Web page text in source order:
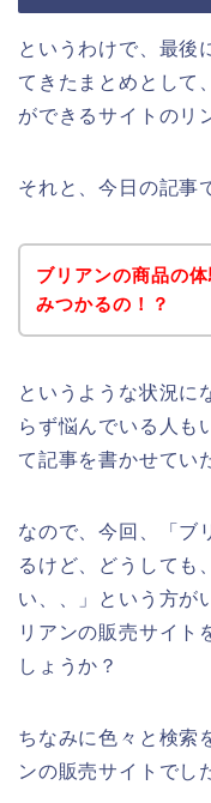
というわけで、最後
てきたまとめとして
ができるサイトのリ
それと、今日の記事
ブリアンの商品の
みつかるの！？
というような状況に
らず悩んでいる人も
て記事を書かせてい
なので、今回、「ブ
るけど、どうしても
い、、」という方が
リアンの販売サイト
しょうか？
ちなみに色々と検索
ンの販売サイトでし